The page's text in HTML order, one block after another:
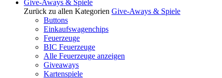
Give-Aways & Spiele
Zurück zu allen Kategorien Give-Aways & Spiele
Buttons
Einkaufswagenchips
Feuerzeuge
BIC Feuerzeuge
Alle Feuerzeuge anzeigen
Giveaways
Kartenspiele